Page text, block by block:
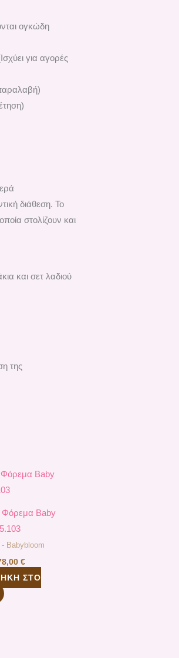
ογκώδη
για αγορές
διάθεση. Το
στολίζουν και
και σετ λαδιού
της
Φόρεμα Baby
- Babybloom
€
τιμή
ΣΤΟ